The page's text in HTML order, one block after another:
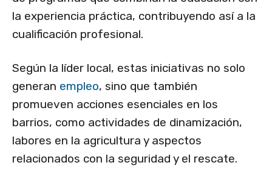
la experiencia práctica, contribuyendo así a la
cualificación profesional.
Según la líder local, estas iniciativas no solo
generan empleo, sino que también
promueven acciones esenciales en los
barrios, como actividades de dinamización,
labores en la agricultura y aspectos
relacionados con la seguridad y el rescate.